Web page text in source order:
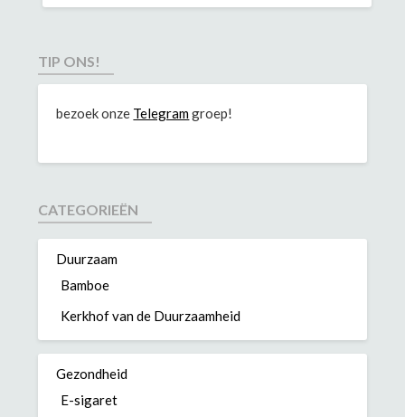
TIP ONS!
bezoek onze Telegramgroep!
CATEGORIEËN
Duurzaam
Bamboe
Kerkhof van de Duurzaamheid
Gezondheid
E-sigaret